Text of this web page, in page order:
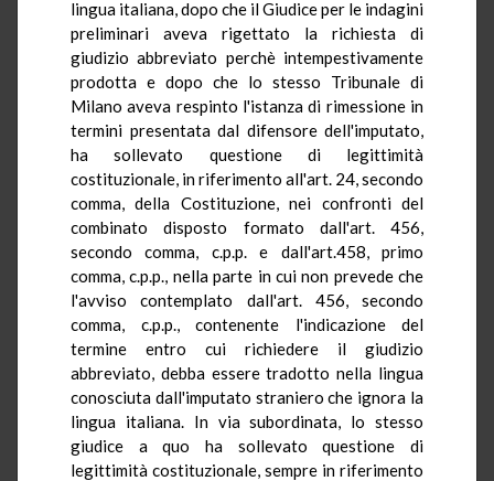
lingua italiana, dopo che il Giudice per le indagini
preliminari aveva rigettato la richiesta di
giudizio abbreviato perchè intempestivamente
prodotta e dopo che lo stesso Tribunale di
Milano aveva respinto l'istanza di rimessione in
termini presentata dal difensore dell'imputato,
ha sollevato questione di legittimità
costituzionale, in riferimento all'art. 24, secondo
comma, della Costituzione, nei confronti del
combinato disposto formato dall'art. 456,
secondo comma, c.p.p. e dall'art.458, primo
comma, c.p.p., nella parte in cui non prevede che
l'avviso contemplato dall'art. 456, secondo
comma, c.p.p., contenente l'indicazione del
termine entro cui richiedere il giudizio
abbreviato, debba essere tradotto nella lingua
conosciuta dall'imputato straniero che ignora la
lingua italiana. In via subordinata, lo stesso
giudice a quo ha sollevato questione di
legittimità costituzionale, sempre in riferimento